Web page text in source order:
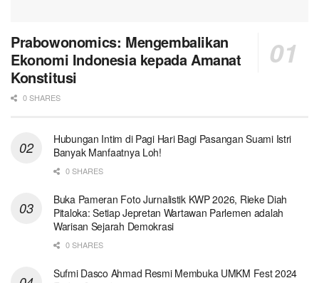
Prabowonomics: Mengembalikan
Ekonomi Indonesia kepada Amanat
Konstitusi
0 SHARES
Hubungan Intim di Pagi Hari Bagi Pasangan Suami Istri
Banyak Manfaatnya Loh!
0 SHARES
Buka Pameran Foto Jurnalistik KWP 2026, Rieke Diah
Pitaloka: Setiap Jepretan Wartawan Parlemen adalah
Warisan Sejarah Demokrasi
0 SHARES
Sufmi Dasco Ahmad Resmi Membuka UMKM Fest 2024